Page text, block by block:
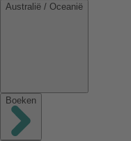
Australië / Oceanië
Boeken